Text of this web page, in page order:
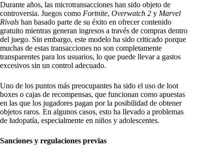
Durante años, las microtransacciones han sido objeto de
controversia. Juegos como Fortnite, Overwatch 2 y Marvel
Rivals han basado parte de su éxito en ofrecer contenido
gratuito mientras generan ingresos a través de compras dentro
del juego. Sin embargo, este modelo ha sido criticado porque
muchas de estas transacciones no son completamente
transparentes para los usuarios, lo que puede llevar a gastos
excesivos sin un control adecuado.
Uno de los puntos más preocupantes ha sido el uso de loot
boxes o cajas de recompensas, que funcionan como apuestas
en las que los jugadores pagan por la posibilidad de obtener
objetos raros. En algunos casos, esto ha llevado a problemas
de ludopatía, especialmente en niños y adolescentes.
Sanciones y regulaciones previas